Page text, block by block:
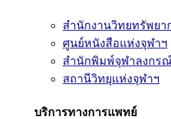
สำนักงานวิทยทรัพยา
ศูนย์หนังสือแห่งจุฬาฯ
สำนักพิมพ์จุฬาลงกร
สถานีวิทยุแห่งจุฬาฯ
บริการทางการแพทย์